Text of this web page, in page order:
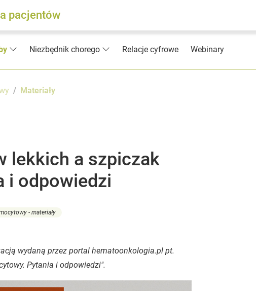
pacjentów
Niezbędnik chorego Relacje cyfrowe Webinary
Materiały
lekkich a szpiczak
i odpowiedzi
- materiały
wydaną przez portal hematoonkologia.pl pt.
Pytania i odpowiedzi".